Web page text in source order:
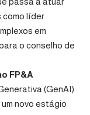
como líder
em
o conselho de
FP&A
(GenAI)
novo estágio